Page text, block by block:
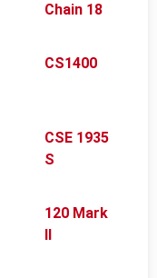
Chain 18
CS1400
CSE 1935
S
120 Mark
II